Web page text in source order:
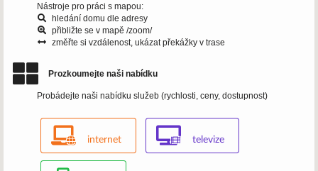
Nástroje pro práci s mapou:
hledání domu dle adresy
přibližte se v mapě /zoom/
změřte si vzdálenost, ukázat překážky v trase
Prozkoumejte naši nabídku
Probádejte naši nabídku služeb (rychlosti, ceny, dostupnost)
internet televize